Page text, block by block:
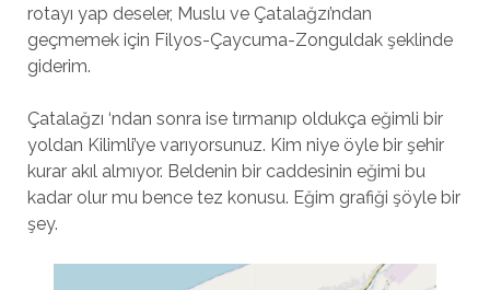
rotayı yap deseler, Muslu ve Çatalağzı’ndan
geçmemek için Filyos-Çaycuma-Zonguldak şeklinde
giderim.
Çatalağzı ‘ndan sonra ise tırmanıp oldukça eğimli bir
yoldan Kilimli’ye varıyorsunuz. Kim niye öyle bir şehir
kurar akıl almıyor. Beldenin bir caddesinin eğimi bu
kadar olur mu bence tez konusu. Eğim grafiği şöyle bir
şey.